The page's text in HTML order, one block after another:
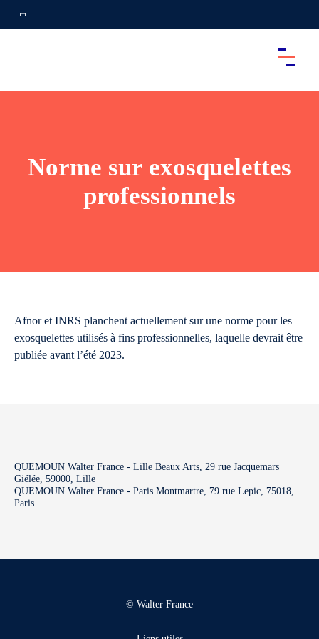
Norme sur exosquelettes
professionnels
Afnor et INRS planchent actuellement sur une norme pour les
exosquelettes utilisés à fins professionnelles, laquelle devrait être
publiée avant l’été 2023.
QUEMOUN Walter France - Lille Beaux Arts, 29 rue Jacquemars
Giélée, 59000, Lille
QUEMOUN Walter France - Paris Montmartre, 79 rue Lepic, 75018,
Paris
© Walter France